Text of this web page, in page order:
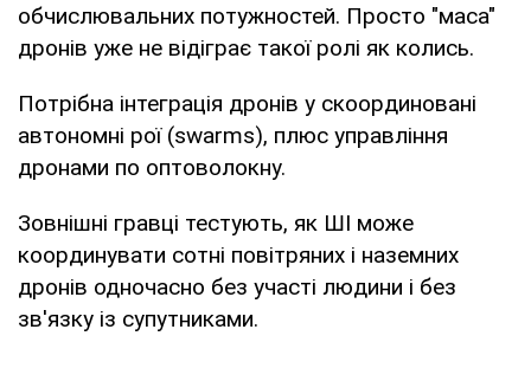
обчислювальних потужностей. Просто "маса"
дронів уже не відіграє такої ролі як колись.
Потрібна інтеграція дронів у скоординовані
автономні рої (swarms), плюс управління
дронами по оптоволокну.
Зовнішні гравці тестують, як ШІ може
координувати сотні повітряних і наземних
дронів одночасно без участі людини і без
зв'язку із супутниками.